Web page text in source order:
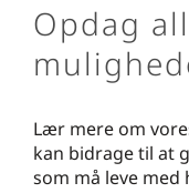
Opdag
Lær mere om
kan bidrage til at
som må leve med